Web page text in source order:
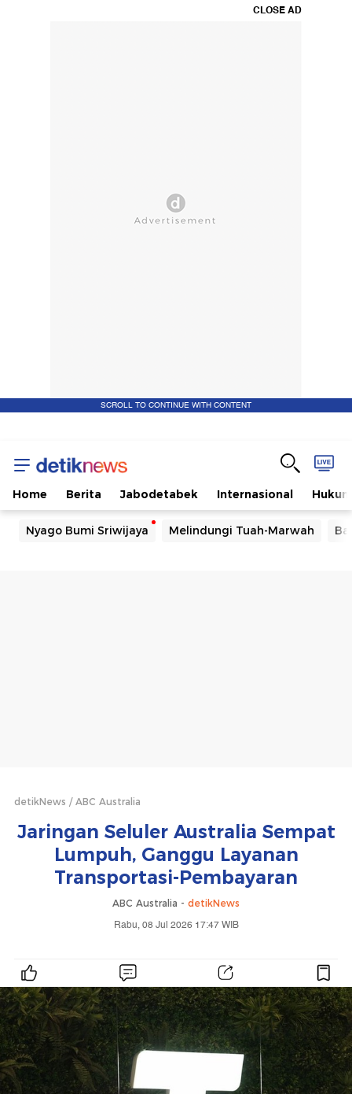
CLOSE AD
SCROLL TO CONTINUE WITH CONTENT
Home Berita Jabodetabek Internasional Hukum
Nyago Bumi Sriwijaya Melindungi Tuah-Marwah
detikNews ABC Australia
Jaringan Seluler Australia Sempat
Lumpuh, Ganggu Layanan
Transportasi-Pembayaran
ABC Australia - detikNews
Rabu, 08 Jul 2026 17:47 WIB